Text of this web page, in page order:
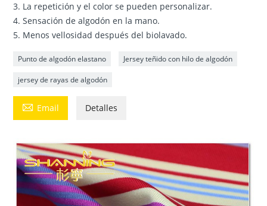
3. La repetición y el color se pueden personalizar.
4. Sensación de algodón en la mano.
5. Menos vellosidad después del biolavado.
Punto de algodón elastano Jersey teñido con hilo de algodón
jersey de rayas de algodón
 Email Detalles